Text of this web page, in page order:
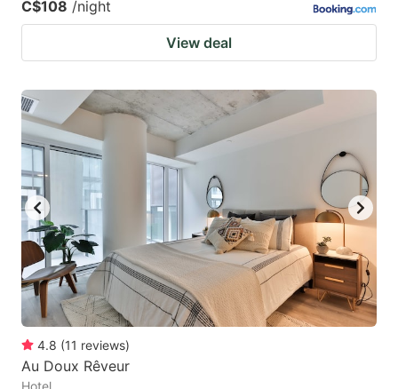
C$108 /night
View deal
4.8 (11 reviews)
Au Doux Rêveur
Hotel